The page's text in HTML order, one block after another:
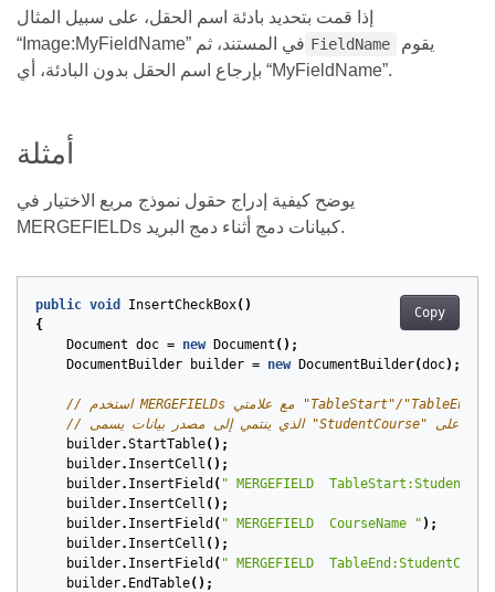
إذا قمت بتحديد بادئة اسم الحقل، على سبيل المثال
“Image:MyFieldName” في المستند، ثم FieldName
بإرجاع اسم الحقل بدون البادئة، أي “MyFieldName”.
أمثلة
يوضح كيفية إدراج حقول نموذج مربع الاختيار في
MERGEFIELDs كبيانات دمج أثناء دمج البريد.
Copy
public void InsertCheckBox()
{
Document doc = new Document ();
DocumentBuilder
builder = new DocumentBuilder(doc);
builder.StartTable();
builder. InsertCell ();
builder. InsertField ( " MERGEFIELD
builder. InsertCell ();
builder. InsertField ( " MERGEFIELD  CourseName " );
builder. InsertCell ();
builder. InsertField ( " MERGEFIELD
builder. EndTable();